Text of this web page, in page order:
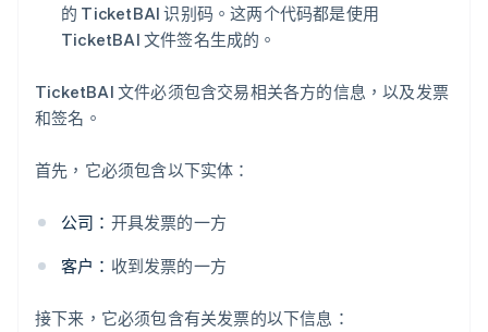
的 TicketBAI 识别码。这两个代码都是使用
TicketBAI 文件签名生成的。
TicketBAI 文件必须包含交易相关各方的信息，以及发票
和签名。
首先，它必须包含以下实体：
公司： 开具发票的一方
客户： 收到发票的一方
接下来，它必须包含有关发票的以下信息：